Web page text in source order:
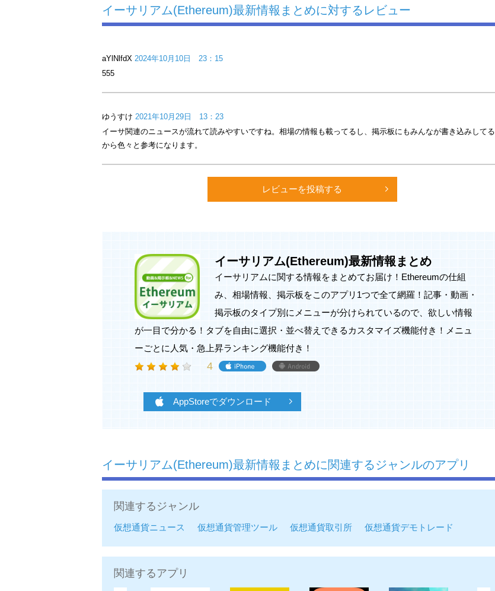
記事・動画・掲示板のタイプ別にメニューが分けられているので、欲しい情報が一目で分か
る！
メニューごとに人気・急上昇ランキング機能付き！
◆◆アプリの特徴◆◆
・お気に入り機能（アプリ内フォルダに保存）
・シャッフル、リピート再生10秒送り、10秒戻し機能付き
・スリープタイマー機能付き
・新着、急上昇、人気ランキング検索機能付き
イーサリアム(Ethereum)最新情報まとめに対するレビュー
aYlNlfdX 2024年10月10日 23：15
555
ゆうすけ 2021年10月29日 13：23
イーサ関連のニュースが流れて読みやすいですね。相場の情報も載ってるし、掲示板にもみんなが書き込みしてる
から色々と参考になります。
レビューを投稿する
イーサリアム(Ethereum)最新情報まとめ
イーサリアムに関する情報をまとめてお届け！Ethereumの仕組
み、相場情報、掲示板をこのアプリ1つで全て網羅！記事・動画・
掲示板のタイプ別にメニューが分けられているので、欲しい情報
が一目で分かる！タブを自由に選択・並べ替えできるカスタマイズ機能付き！メニュ
ーごとに人気・急上昇ランキング機能付き！
4
AppStoreでダウンロード
イーサリアム(Ethereum)最新情報まとめに関連するジャンルのアプリ
関連するジャンル
仮想通貨ニュース 仮想通貨管理ツール 仮想通貨取引所 仮想通貨デモトレード
関連するアプリ